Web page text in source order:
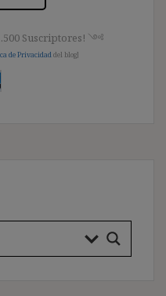
Suscriptores! ༺
de Privacidad del blog]